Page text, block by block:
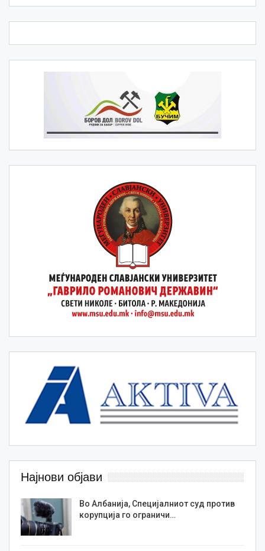
Најнови објави
Во Албанија, Специјалниот суд против
корупција го ограничи…